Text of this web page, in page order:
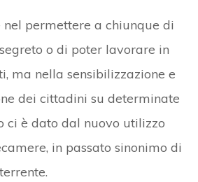
nel permettere a chiunque di
o di poter lavorare in
ma nella sensibilizzazione e
dei cittadini su determinate
ci è dato dal nuovo utilizzo
in passato sinonimo di